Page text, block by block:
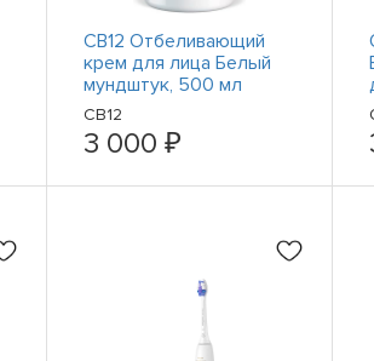
CB12 Отбеливающий
крем для лица Белый
мундштук, 500 мл
CB12
3 000 ₽